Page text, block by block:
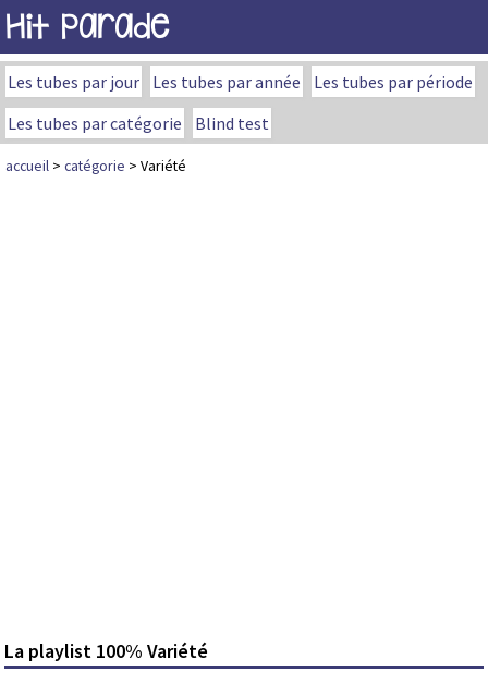
Hit Parade
Les tubes par jour Les tubes par année
Les tubes par période
Les tubes par catégorie
Blind test
accueil > catégorie > Variété
La playlist 100% Variété